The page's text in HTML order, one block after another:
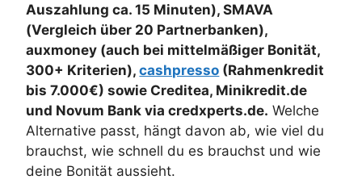
Auszahlung ca. 15 Minuten), SMAVA
(Vergleich über 20 Partnerbanken),
auxmoney (auch bei mittelmäßiger Bonität,
300+ Kriterien),cashpresso (Rahmenkredit
bis 7.000€) sowie Creditea, Minikredit.de
und Novum Bank via credxperts.de. Welche
Alternative passt, hängt davon ab, wie viel du
brauchst, wie schnell du es brauchst und wie
deine Bonität aussieht.